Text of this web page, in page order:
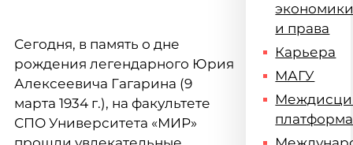
Сегодня, в память о дне
рождения легендарного Юрия
Алексеевича Гагарина (9
марта 1934 г.), на факультете
СПО Университета «МИР»
и права
Карьера
МАГУ
платформа